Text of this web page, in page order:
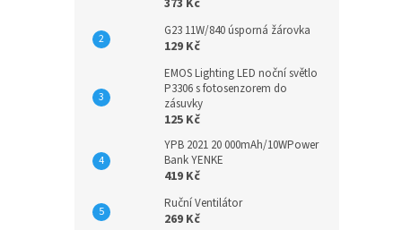
G23 11W/840 úsporná žárovka
129 Kč
EMOS Lighting LED noční světlo
P3306 s fotosenzorem do
zásuvky
125 Kč
YPB 2021 20 000mAh/10WPower
Bank YENKE
419 Kč
Ruční Ventilátor
269 Kč